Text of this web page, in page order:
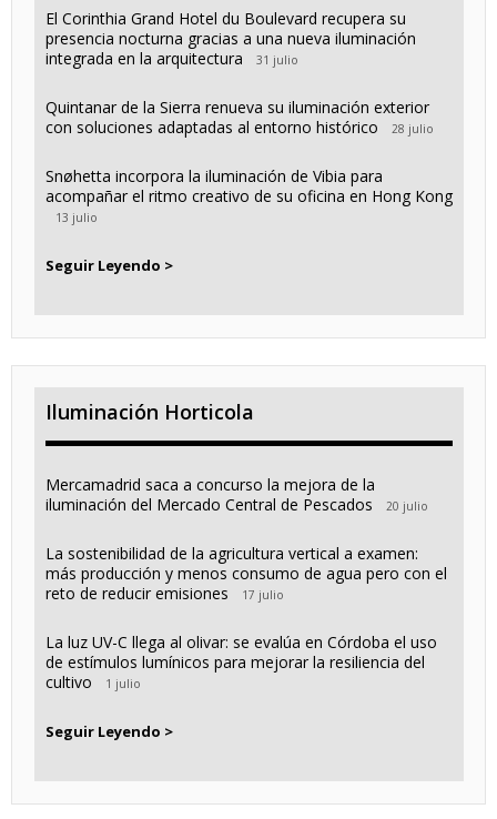
El Corinthia Grand Hotel du Boulevard recupera su
presencia nocturna gracias a una nueva iluminación
integrada en la arquitectura
31 julio
Quintanar de la Sierra renueva su iluminación exterior
con soluciones adaptadas al entorno histórico
28 julio
Snøhetta incorpora la iluminación de Vibia para
acompañar el ritmo creativo de su oficina en Hong Kong
13 julio
Seguir Leyendo >
Iluminación Horticola
Mercamadrid saca a concurso la mejora de la
iluminación del Mercado Central de Pescados
20 julio
La sostenibilidad de la agricultura vertical a examen:
más producción y menos consumo de agua pero con el
reto de reducir emisiones
17 julio
La luz UV-C llega al olivar: se evalúa en Córdoba el uso
de estímulos lumínicos para mejorar la resiliencia del
cultivo
1 julio
Seguir Leyendo >